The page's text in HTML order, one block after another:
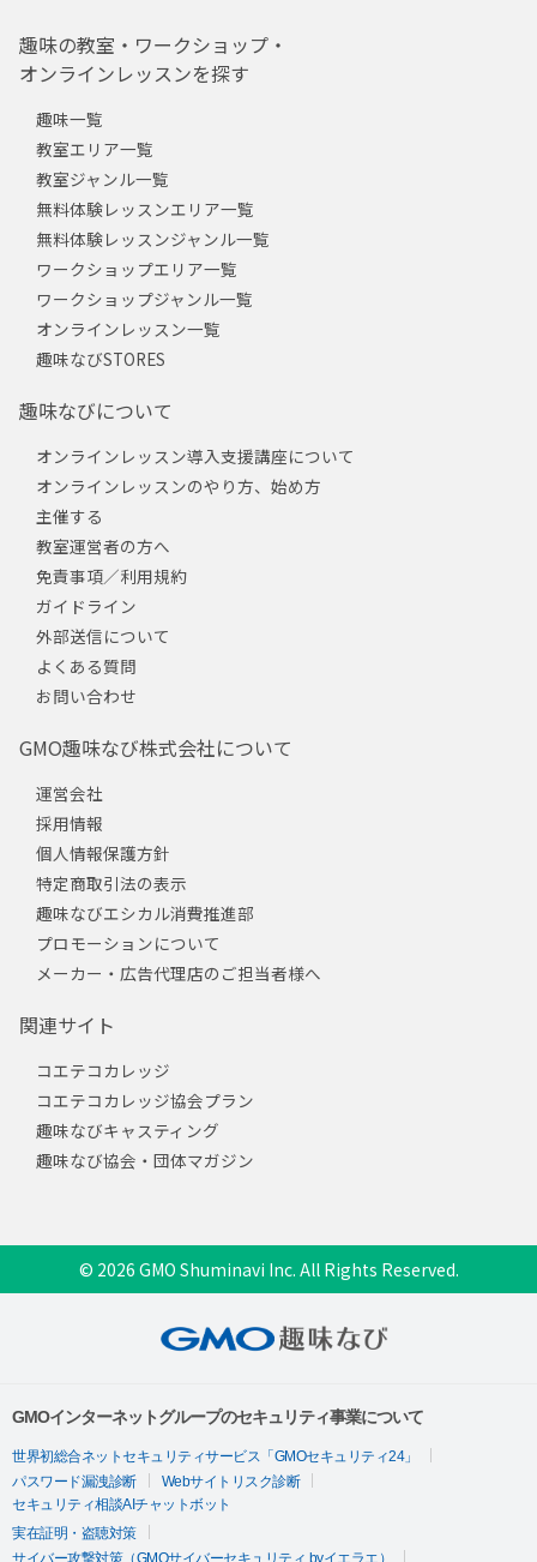
趣味の教室・ワークショップ・
オンラインレッスンを探す
趣味一覧
教室エリア一覧
教室ジャンル一覧
無料体験レッスンエリア一覧
無料体験レッスンジャンル一覧
ワークショップエリア一覧
ワークショップジャンル一覧
オンラインレッスン一覧
趣味なびSTORES
趣味なびについて
オンラインレッスン導入支援講座について
オンラインレッスンのやり方、始め方
主催する
教室運営者の方へ
免責事項／利用規約
ガイドライン
外部送信について
よくある質問
お問い合わせ
GMO趣味なび株式会社について
運営会社
採用情報
個人情報保護方針
特定商取引法の表示
趣味なびエシカル消費推進部
プロモーションについて
メーカー・広告代理店のご担当者様へ
関連サイト
コエテコカレッジ
コエテコカレッジ協会プラン
趣味なびキャスティング
趣味なび協会・団体マガジン
© 2026 GMO Shuminavi Inc. All Rights Reserved.